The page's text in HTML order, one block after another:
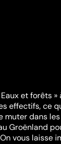
et forêts »
effectifs, ce
dans
Groënland
vous laisse